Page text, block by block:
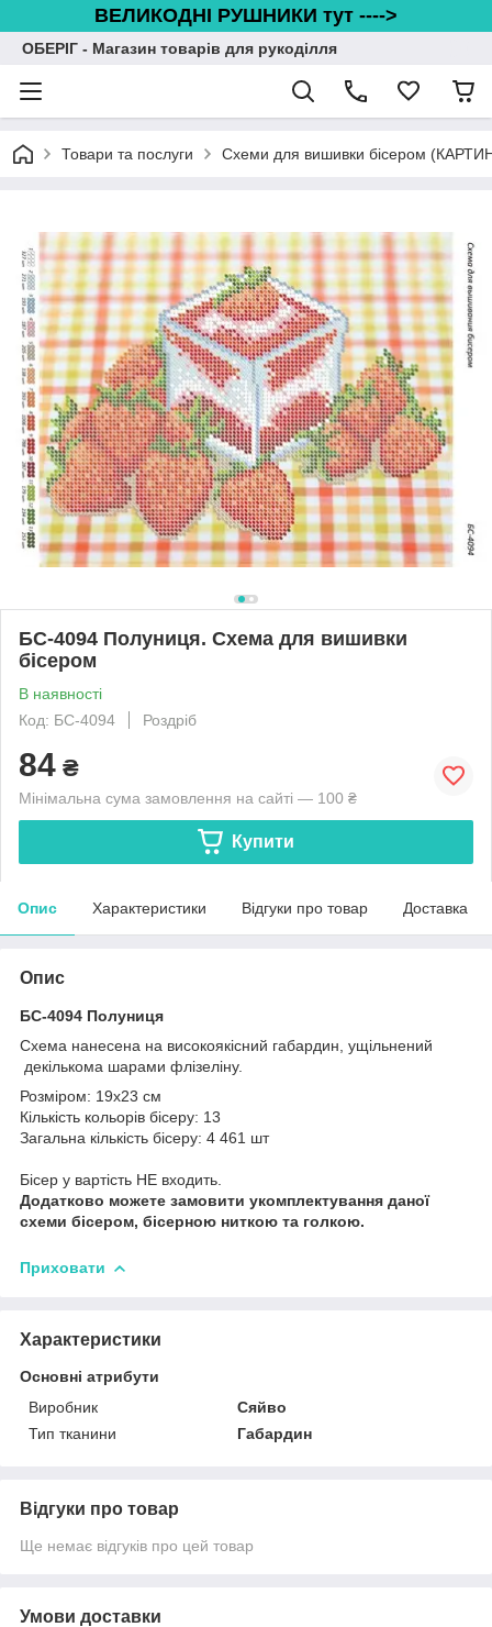
ВЕЛИКОДНІ РУШНИКИ тут ---->
ОБЕРІГ - Магазин товарів для рукоділля
Товари та послуги Схеми для вишивки бісером
БС-4094 Полуниця. Схема для вишивки
бісером
В наявності
Код: БС-4094
Роздріб
84 ₴
Мінімальна сума замовлення на сайті — 100 ₴
Купити
Опис Характеристики Відгуки про товар Доставка
Опис
БС-4094 Полуниця
Схема нанесена на високоякісний габардин, ущільнений
декількома шарами флізеліну.
Розміром: 19х23 см
Кількість кольорів бісеру: 13
Загальна кількість бісеру: 4 461 шт
Бісер у вартість НЕ входить.
Додатково можете замовити укомплектування даної
схеми бісером, бісерною ниткою та голкою.
Приховати
Характеристики
Основні атрибути
Виробник
Сяйво
Тип тканини
Габардин
Відгуки про товар
Ще немає відгуків про цей товар
Умови доставки